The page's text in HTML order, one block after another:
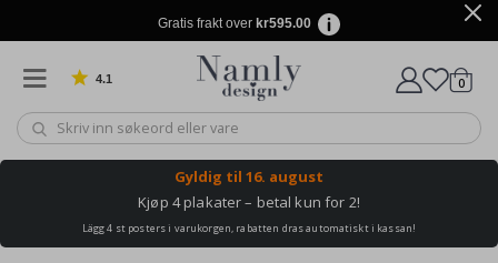
Gratis frakt over kr595.00
4.1 Basert på 1034 stemmer 0varer
Gyldig til 16. august
Kjøp 4 plakater – betal kun for 2!
Lägg 4 st posters i varukorgen, rabatten dras automatiskt i kassan!